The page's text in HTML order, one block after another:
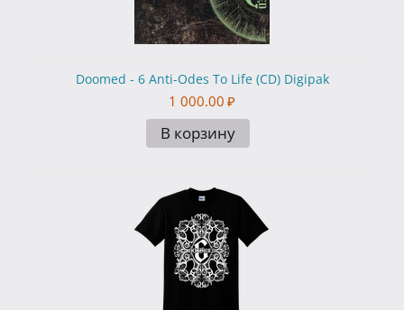
Doomed - 6 Anti-Odes To Life (CD) Digipak
1 000.00 ₽
В корзину